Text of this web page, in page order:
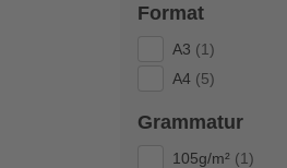
Format
A3 (1)
A4 (5)
Grammatur
105g/m² (1)